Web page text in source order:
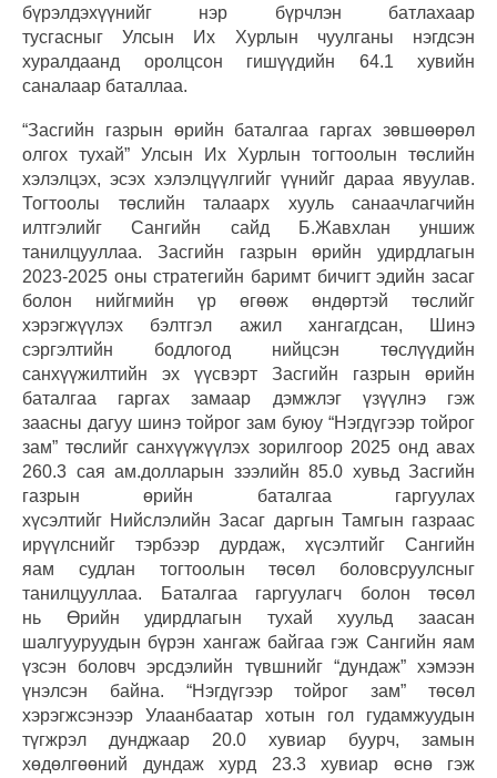
бүрэлдэхүүнийг нэр бүрчлэн батлахаар
тусгасныг Улсын Их Хурлын чуулганы нэгдсэн
хуралдаанд оролцсон гишүүдийн 64.1 хувийн
саналаар баталлаа.
“Засгийн газрын өрийн баталгаа гаргах зөвшөөрөл
олгох тухай” Улсын Их Хурлын тогтоолын төслийн
хэлэлцэх, эсэх хэлэлцүүлгийг үүнийг дараа явуулав.
Тогтоолы төслийн талаарх хууль санаачлагчийн
илтгэлийг Сангийн сайд Б.Жавхлан уншиж
танилцууллаа. Засгийн газрын өрийн удирдлагын
2023-2025 оны стратегийн баримт бичигт эдийн засаг
болон нийгмийн үр өгөөж өндөртэй төслийг
хэрэгжүүлэх бэлтгэл ажил хангагдсан, Шинэ
сэргэлтийн бодлогод нийцсэн төслүүдийн
санхүүжилтийн эх үүсвэрт Засгийн газрын өрийн
баталгаа гаргах замаар дэмжлэг үзүүлнэ гэж
заасны дагуу шинэ тойрог зам буюу “Нэгдүгээр тойрог
зам” төслийг санхүүжүүлэх зорилгоор 2025 онд авах
260.3 сая ам.долларын зээлийн 85.0 хувьд Засгийн
газрын өрийн баталгаа гаргуулах
хүсэлтийг Нийслэлийн Засаг даргын Тамгын газраас
ирүүлснийг тэрбээр дурдаж, хүсэлтийг Сангийн
яам судлан тогтоолын төсөл боловсруулсныг
танилцууллаа. Баталгаа гаргуулагч болон төсөл
нь Өрийн удирдлагын тухай хуульд заасан
шалгууруудын бүрэн хангаж байгаа гэж Сангийн яам
үзсэн боловч эрсдэлийн түвшнийг “дундаж” хэмээн
үнэлсэн байна. “Нэгдүгээр тойрог зам” төсөл
хэрэгжсэнээр Улаанбаатар хотын гол гудамжуудын
түгжрэл дунджаар 20.0 хувиар буурч, замын
хөдөлгөөний дундаж хурд 23.3 хувиар өснө гэж